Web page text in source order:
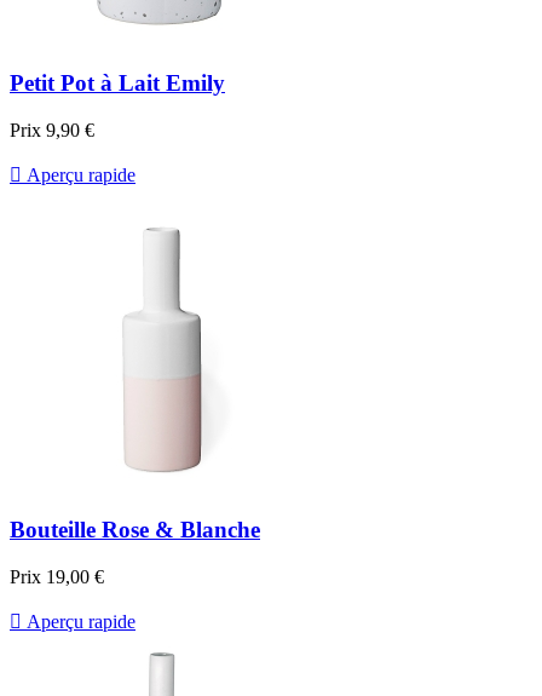
Petit Pot à Lait Emily
Prix 9,90 €
 Aperçu rapide
Bouteille Rose & Blanche
Prix 19,00 €
 Aperçu rapide